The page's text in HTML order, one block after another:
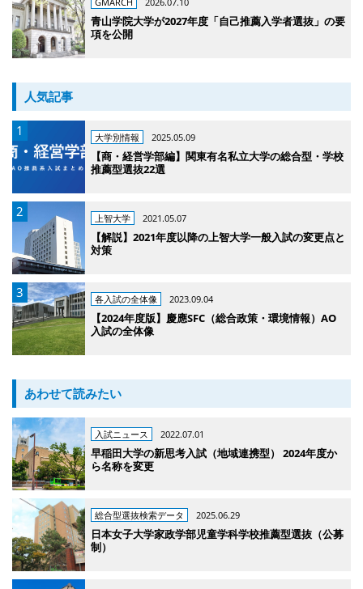
青山学院大学が2027年度「自己推薦入学者選抜」の要
項を公開
人気記事
大学別情報 2025.05.09
【商・経営学部編】関東有名私立大学の総合型・学校
推薦型選抜22選
上智大学 2021.05.07
【解説】2021年度以降の上智大学一般入試の変更点と
対策
各入試の全体像 2023.09.04
【2024年度版】慶應SFC（総合政策・環境情報）AO
入試の全体像
あわせて読みたい
入試ニュース 2022.07.01
早稲田大学の新思考入試（地域連携型） 2024年度か
ら名称を変更
総合型選抜検索データ 2025.06.29
日本女子大学家政学部児童学科学校推薦型選抜（公募
制）